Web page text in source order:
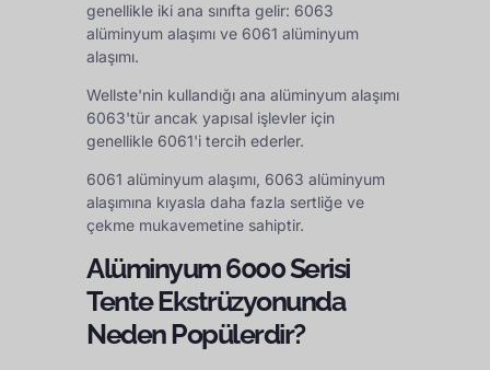
genellikle iki ana sınıfta gelir: 6063
alüminyum alaşımı ve 6061 alüminyum
alaşımı.
Wellste'nin kullandığı ana alüminyum alaşımı
6063'tür ancak yapısal işlevler için
genellikle 6061'i tercih ederler.
6061 alüminyum alaşımı, 6063 alüminyum
alaşımına kıyasla daha fazla sertliğe ve
çekme mukavemetine sahiptir.
Alüminyum 6000 Serisi
Tente Ekstrüzyonunda
Neden Popülerdir?